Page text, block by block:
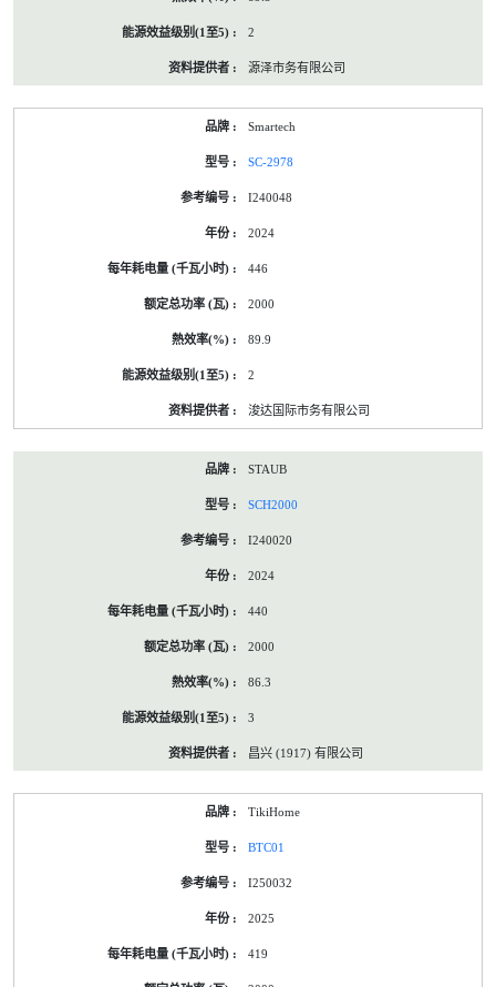
2
源泽市务有限公司
Smartech
SC-2978
I240048
2024
446
2000
89.9
2
浚达国际市务有限公司
STAUB
SCH2000
I240020
2024
440
2000
86.3
3
昌兴 (1917) 有限公司
TikiHome
BTC01
I250032
2025
419